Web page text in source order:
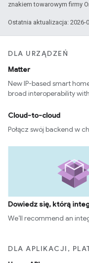
znakiem towarowym firmy
Ostatnia aktualizacja: 2026-
DLA URZĄDZEŃ
Matter
New IP-based smart
broad interoperability
Cloud-to-cloud
Połącz swój backend w
Dowiedz się, którą
We’ll recommend an
DLA APLIKACJI,